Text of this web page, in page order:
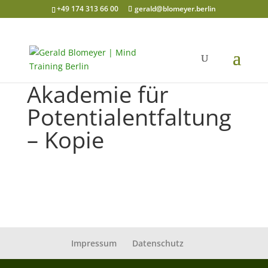
+49 174 313 66 00 gerald@blomeyer.berlin
Akademie für
Potentialentfaltung
– Kopie
Impressum Datenschutz